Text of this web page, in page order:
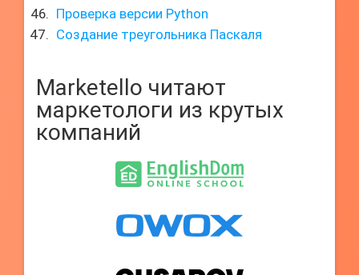
Проверка версии Python
Создание треугольника Паскаля
Marketello читают
маркетологи из крутых
компаний